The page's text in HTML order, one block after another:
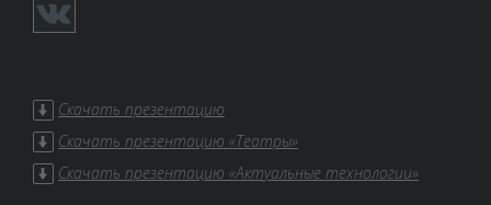
Скачать презентацию
Скачать презентацию «Театры»
Скачать презентацию «Актуальные технологии»